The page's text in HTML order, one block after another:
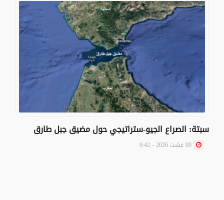
سبتة: الصراع الجيو-ستراتيجي حول مضيق جبل طارق